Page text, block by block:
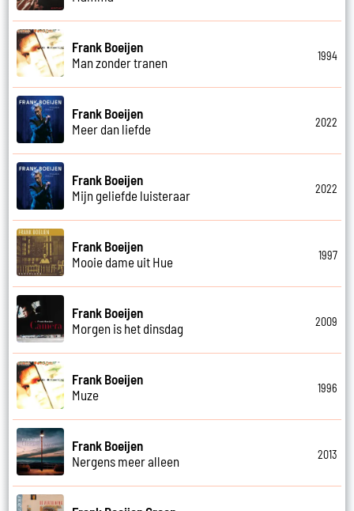
Frank Boeijen
Man zonder tranen
1994
Frank Boeijen
Meer dan liefde
2022
Frank Boeijen
Mijn geliefde luisteraar
2022
Frank Boeijen
Mooie dame uit Hue
1997
Frank Boeijen
Morgen is het dinsdag
2009
Frank Boeijen
Muze
1996
Frank Boeijen
Nergens meer alleen
2013